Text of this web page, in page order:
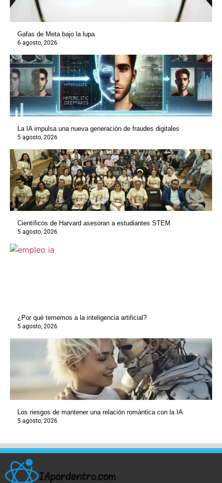
Gafas de Meta bajo la lupa
6 agosto, 2026
La IA impulsa una nueva generación de fraudes digitales
5 agosto, 2026
Científicos de Harvard asesoran a estudiantes STEM
5 agosto, 2026
¿Por qué tememos a la inteligencia artificial?
5 agosto, 2026
Los riesgos de mantener una relación romántica con la IA
5 agosto, 2026